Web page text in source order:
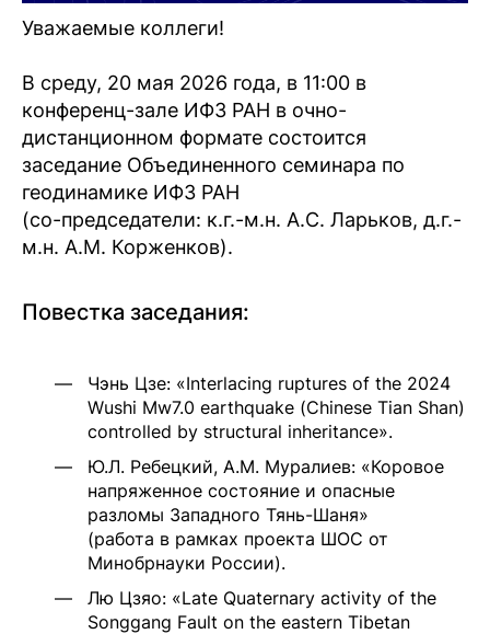
Уважаемые коллеги!
В среду, 20 мая 2026 года, в 11:00 в
конференц-зале ИФЗ РАН в очно-
дистанционном формате состоится
заседание Объединенного семинара по
геодинамике ИФЗ РАН
(со-председатели: к.г.-м.н. А.С. Ларьков, д.г.-
м.н. А.М. Корженков).
Повестка заседания:
Чэнь Цзе: «Interlacing ruptures of the 2024
Wushi Mw7.0 earthquake (Chinese Tian Shan)
controlled by structural inheritance».
Ю.Л. Ребецкий, А.М. Муралиев: «Коровое
напряженное состояние и опасные
разломы Западного Тянь-Шаня»
(работа в рамках проекта ШОС от
Минобрнауки России).
Лю Цзяо: «Late Quaternary activity of the
Songgang Fault on the eastern Tibetan